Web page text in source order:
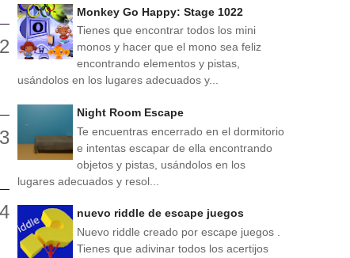
Monkey Go Happy: Stage 1022
Tienes que encontrar todos los mini
monos y hacer que el mono sea feliz
encontrando elementos y pistas,
usándolos en los lugares adecuados y...
Night Room Escape
Te encuentras encerrado en el dormitorio
e intentas escapar de ella encontrando
objetos y pistas, usándolos en los
lugares adecuados y resol...
nuevo riddle de escape juegos
Nuevo riddle creado por escape juegos .
Tienes que adivinar todos los acertijos